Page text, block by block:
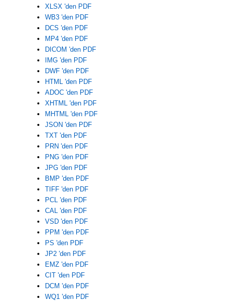
XLSX 'den PDF
WB3 'den PDF
DCS 'den PDF
MP4 'den PDF
DICOM 'den PDF
IMG 'den PDF
DWF 'den PDF
HTML 'den PDF
ADOC 'den PDF
XHTML 'den PDF
MHTML 'den PDF
JSON 'den PDF
TXT 'den PDF
PRN 'den PDF
PNG 'den PDF
JPG 'den PDF
BMP 'den PDF
TIFF 'den PDF
PCL 'den PDF
CAL 'den PDF
VSD 'den PDF
PPM 'den PDF
PS 'den PDF
JP2 'den PDF
EMZ 'den PDF
CIT 'den PDF
DCM 'den PDF
WQ1 'den PDF